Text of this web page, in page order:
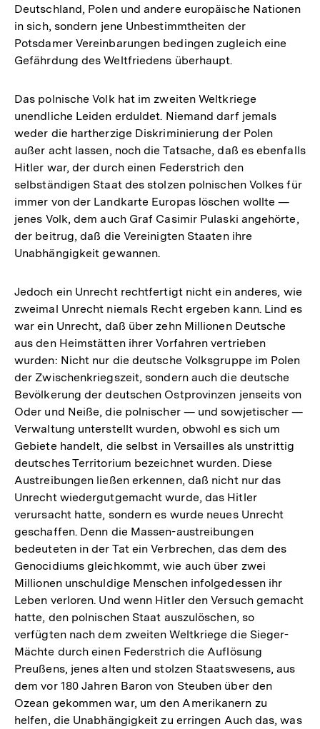
Deutschland, Polen und andere europäische Nationen
in sich, sondern jene Unbestimmtheiten der
Potsdamer Vereinbarungen bedingen zugleich eine
Gefährdung des Weltfriedens überhaupt.
Das polnische Volk hat im zweiten Weltkriege
unendliche Leiden erduldet. Niemand darf jemals
weder die hartherzige Diskriminierung der Polen
außer acht lassen, noch die Tatsache, daß es ebenfalls
Hitler war, der durch einen Federstrich den
selbständigen Staat des stolzen polnischen Volkes für
immer von der Landkarte Europas löschen wollte —
jenes Volk, dem auch Graf Casimir Pulaski angehörte,
der beitrug, daß die Vereinigten Staaten ihre
Unabhängigkeit gewannen.
Jedoch ein Unrecht rechtfertigt nicht ein anderes, wie
zweimal Unrecht niemals Recht ergeben kann. Lind es
war ein Unrecht, daß über zehn Millionen Deutsche
aus den Heimstätten ihrer Vorfahren vertrieben
wurden: Nicht nur die deutsche Volksgruppe im Polen
der Zwischenkriegszeit, sondern auch die deutsche
Bevölkerung der deutschen Ostprovinzen jenseits von
Oder und Neiße, die polnischer — und sowjetischer —
Verwaltung unterstellt wurden, obwohl es sich um
Gebiete handelt, die selbst in Versailles als unstrittig
deutsches Territorium bezeichnet wurden. Diese
Austreibungen ließen erkennen, daß nicht nur das
Unrecht wiedergutgemacht wurde, das Hitler
verursacht hatte, sondern es wurde neues Unrecht
geschaffen. Denn die Massen-austreibungen
bedeuteten in der Tat ein Verbrechen, das dem des
Genocidiums gleichkommt, wie auch über zwei
Millionen unschuldige Menschen infolgedessen ihr
Leben verloren. Und wenn Hitler den Versuch gemacht
hatte, den polnischen Staat auszulöschen, so
verfügten nach dem zweiten Weltkriege die Sieger-
Mächte durch einen Federstrich die Auflösung
Preußens, jenes alten und stolzen Staatswesens, aus
dem vor 180 Jahren Baron von Steuben über den
Ozean gekommen war, um den Amerikanern zu
helfen, die Unabhängigkeit zu erringen Auch das, was